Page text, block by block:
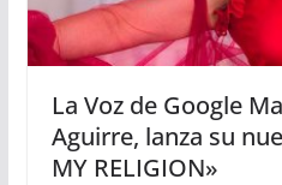
La Voz de Google
Aguirre, lanza su
MY RELIGION»